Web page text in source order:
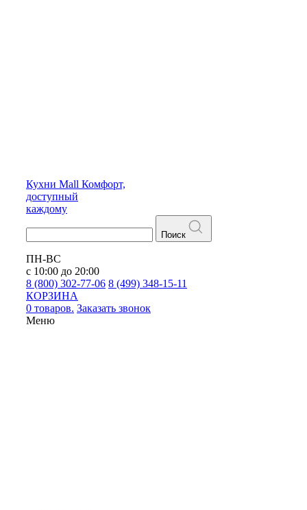
Кухни Mall Комфорт,
доступный
каждому
Поиск
ПН-ВС
с 10:00 до 20:00
8 (800) 302-77-06 8 (499) 348-15-11
КОРЗИНА
0 товаров. Заказать звонок
Меню